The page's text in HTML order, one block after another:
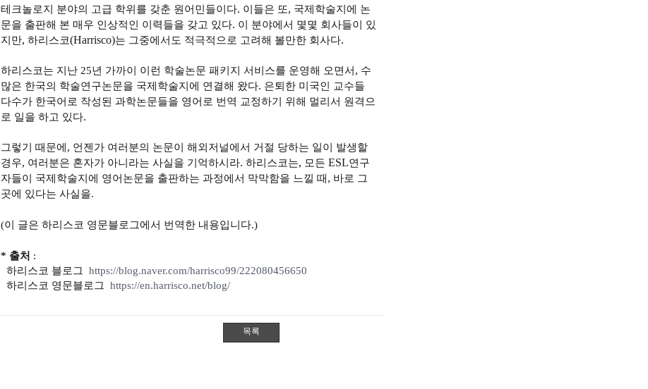
테크놀로지 분야의 고급 학위를 갖춘 원어민들이다. 이들은 또, 국제학술지에 논
문을 출판해 본 매우 인상적인 이력들을 갖고 있다. 이 분야에서 몇몇 회사들이 있
지만, 하리스코(Harrisco)는 그중에서도 적극적으로 고려해 볼만한 회사다.
하리스코는 지난 25년 가까이 이런 학술논문 패키지 서비스를 운영해 오면서 , 수
많은 한국의 학술연구논문을 국제학술지에 연결해 왔다. 은퇴한 미국인 교수들
다수가 한국어로 작성된 과학논문들을 영어로 번역 교정하기 위해 멀리서 원격으
로 일을 하고 있다.
그렇기 때문에 , 언젠가 여러분의 논문이 해외저널에서 거절 당하는 일이 발생할
경우, 여러분은 혼자가 아니라는 사실을 기억하시라. 하리스코는, 모든 ESL연구
자들이 국제학술지에 영어논문을 출판하는 과정에서 막막함을 느낄 때 , 바로 그
곳에 있다는 사실을.
(이 글은 하리스코 영문블로그에서 번역한 내용입니다.)
* 출처 :
하리스코 블로그 https://blog.naver.com/harrisco99/222080456650
하리스코 영문블로그 https://en.harrisco.net/blog/